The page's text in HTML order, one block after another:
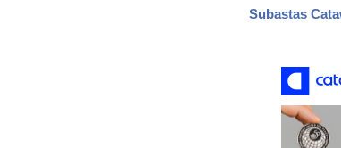
Subastas